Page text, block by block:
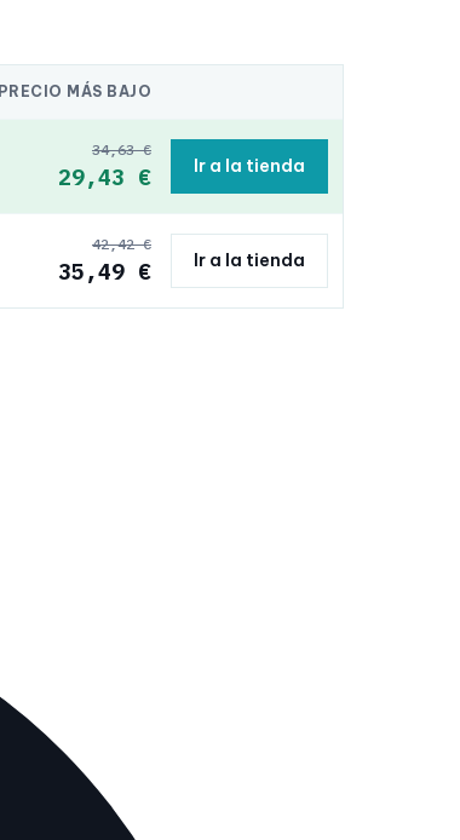
PRECIO MÁS BAJO
34,63 €
29,43 € Ir a la tienda
42,42 €
35,49 € Ir a la tienda